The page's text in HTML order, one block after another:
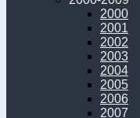
2000
2001
2002
2003
2004
2005
2006
2007